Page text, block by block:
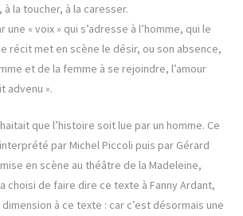
la toucher, à la caresser.
une « voix » qui s’adresse à l’homme, qui le
récit met en scène le désir, ou son absence,
et de la femme à se rejoindre, l’amour
advenu ».
que l’histoire soit lue par un homme. Ce
par Michel Piccoli puis par Gérard
en scène au théâtre de la Madeleine,
choisi de faire dire ce texte à Fanny Ardant,
à ce texte : car c’est désormais une